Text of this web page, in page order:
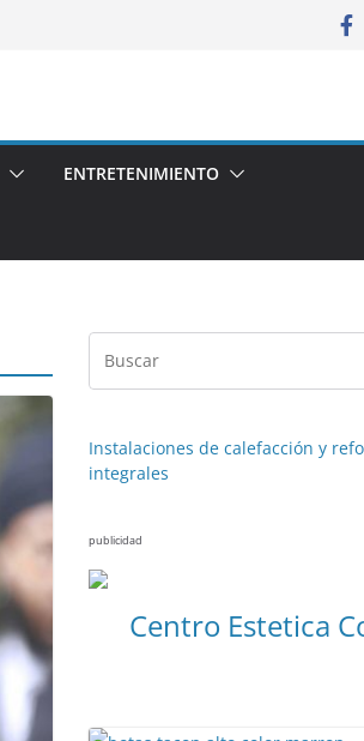
ENTRETENIMIENTO
Instalaciones de calefacción y
integrales
publicidad
Centro Estetica